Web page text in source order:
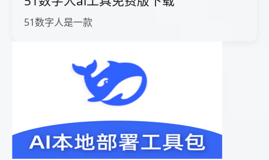
51数字人是一款